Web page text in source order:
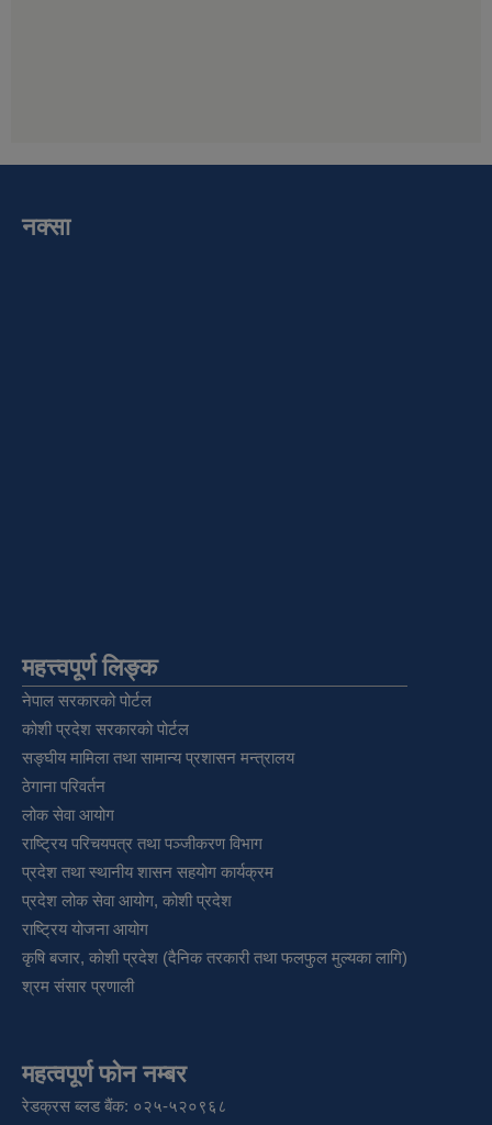
नक्सा
महत्त्वपूर्ण लिङ्क
नेपाल सरकारको पोर्टल
कोशी प्रदेश सरकारको पोर्टल
सङ्‍घीय मामिला तथा सामान्य प्रशासन मन्त्रालय
ठेगाना परिवर्तन
लोक सेवा आयोग
राष्ट्रिय परिचयपत्र तथा पञ्‍जीकरण विभाग
प्रदेश तथा स्थानीय शासन सहयोग कार्यक्रम
प्रदेश लोक सेवा आयोग, कोशी प्रदेश
राष्ट्रिय योजना आयोग
कृषि बजार, कोशी प्रदेश (दैनिक तरकारी तथा फलफुल मुल्यका लागि)
श्रम संसार प्रणाली
महत्वपूर्ण फोन नम्बर
रेडक्रस ब्लड बैंक: ०२५-५२०९६८